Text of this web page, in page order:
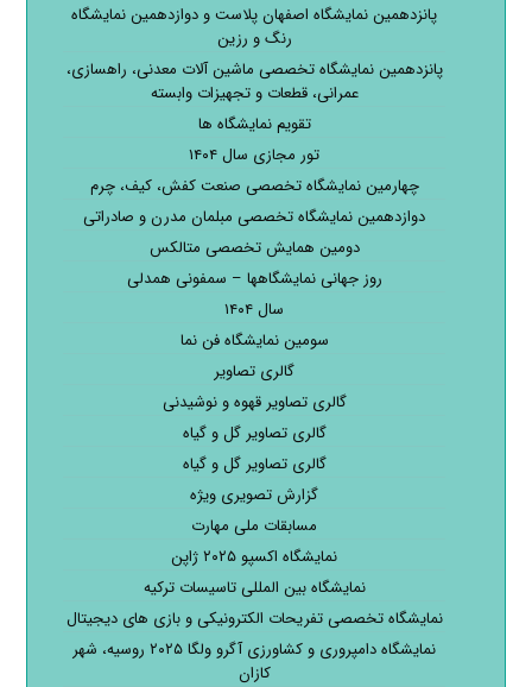
پانزدهمین نمایشگاه اصفهان پلاست و دوازدهمین نمایشگاه
رنگ و رزین
پانزدهمین نمایشگاه تخصصی ماشین آلات معدنی، راهسازی،
عمرانی، قطعات و تجهیزات وابسته
تقویم نمایشگاه ها
تور مجازی سال ۱۴۰۴
چهارمین نمایشگاه تخصصی صنعت کفش، کیف، چرم
دوازدهمین نمایشگاه تخصصی مبلمان مدرن و صادراتی
دومین همایش تخصصی متالکس
روز جهانی نمایشگاهها – سمفونی همدلی
سال ۱۴۰۴
سومین نمایشگاه فن نما
گالری تصاویر
گالری تصاویر قهوه و نوشیدنی
گالری تصاویر گل و گیاه
گالری تصاویر گل و گیاه
گزارش تصویری ویژه
مسابقات ملی مهارت
نمایشگاه اکسپو ۲۰۲۵ ژاپن
نمایشگاه بین المللی تاسیسات ترکیه
نمایشگاه تخصصی تفریحات الکترونیکی و بازی های دیجیتال
نمایشگاه دامپروری و کشاورزی آگرو ولگا ۲۰۲۵ روسیه، شهر
کازان